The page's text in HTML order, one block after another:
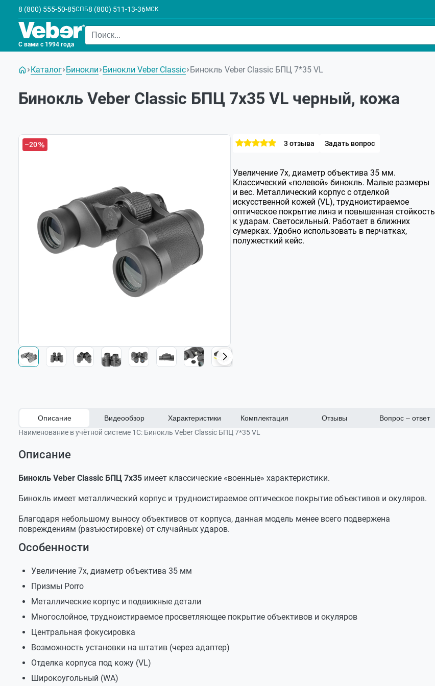
8 (800) 555-50-85СПБ8 (800) 511-13-36МСК
С вами с 1994 года
Каталог Бинокли Бинокли Veber Classic Бинокль Veber Classic БПЦ 7*35 VL
Бинокль Veber Classic БПЦ 7x35 VL черный, кожа
–20 3 отзыва Задать вопрос
Увеличение 7х, диаметр объектива 35 мм.
Классический «полевой» бинокль. Малые размеры
и вес. Металлический корпус с отделкой
искусственной кожей (VL), трудноистираемое
оптическое покрытие линз и повышенная стойкость
к ударам. Светосильный. Работает в ближних
сумерках. Удобно использовать в перчатках,
полужесткий кейс.
Описание Видеообзор Характеристики Комплектация Отзывы
Вопрос – ответ
Наименование в учётной системе 1С: Бинокль Veber Classic БПЦ 7*35 VL
Описание
Бинокль Veber Classic БПЦ 7x35 имеет классические «военные» характеристики.
Бинокль имеет металлический корпус и трудноистираемое оптическое покрытие объективов и окуляров.
Благодаря небольшому выносу объективов от корпуса, данная модель менее всего подвержена
повреждениям (разъюстировке) от случайных ударов.
Особенности
Увеличение 7х, диаметр объектива 35 мм
Призмы Porro
Металлические корпус и подвижные детали
Многослойное, трудноистираемое просветляющее покрытие объективов и окуляров
Центральная фокусировка
Возможность установки на штатив (через адаптер)
Отделка корпуса под кожу (VL)
Широкоугольный (WA)
Увеличение
Zoom нет
35 мм
фокусировки
Диаметр выходного
зрачка
5 мм
(на расстоянии 1000 м)
Диапазон рабочих
от -12 до +45° C
Цвет
Материал корпуса алюминиевый сплав
Материал отделки
искусственная кожа
Бинокль Veber Classic БПЦ 7*35 VL
Сумка-кейс полужесткая
Шейный ремень
Руководство по эксплуатации
Оставить отзыв
Достоинства:Хорошее качество оптики, линзы и призмы на твердую четверку. Достаточно четкая
картинка не только при ярком свете, но и в сумерках. Удобно держать в руках, наблюдать.
Служба поддержки
Благодарим за подробный отзыв.
Пользователь
Задать вопрос